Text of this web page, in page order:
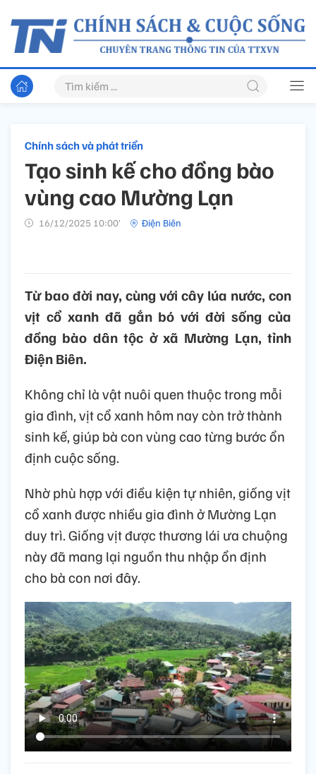
Chính sách và phát triển
Tạo sinh kế cho đồng bào
vùng cao Mường Lạn
16/12/2025 10:00’ Điện Biên
Từ bao đời nay, cùng với cây lúa nước, con
vịt cổ xanh đã gắn bó với đời sống của
đồng bào dân tộc ở xã Mường Lạn, tỉnh
Điện Biên.
Không chỉ là vật nuôi quen thuộc trong mỗi
gia đình, vịt cổ xanh hôm nay còn trở thành
sinh kế, giúp bà con vùng cao từng bước ổn
định cuộc sống.
Nhờ phù hợp với điều kiện tự nhiên, giống vịt
cổ xanh được nhiều gia đình ở Mường Lạn
duy trì. Giống vịt được thương lái ưa chuộng
này đã mang lại nguồn thu nhập ổn định
cho bà con nơi đây.